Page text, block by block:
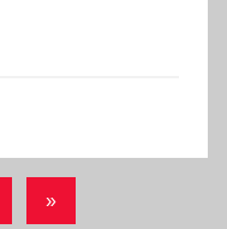
Nächste
»